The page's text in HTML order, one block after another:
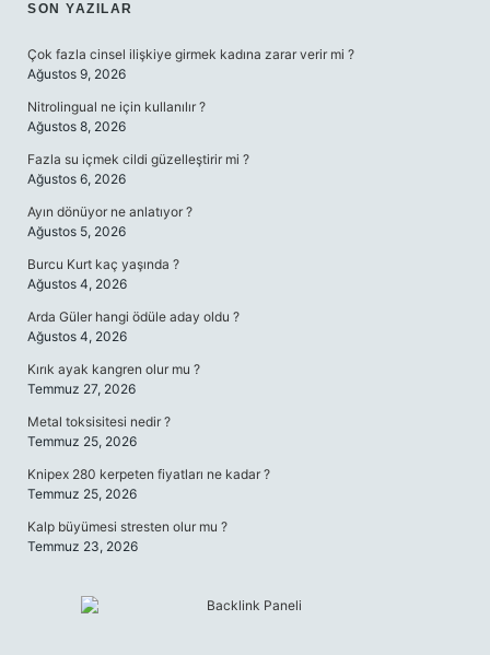
SIDEBAR
SON YAZILAR
Çok fazla cinsel ilişkiye girmek kadına zarar verir mi ?
Ağustos 9, 2026
Nitrolingual ne için kullanılır ?
Ağustos 8, 2026
Fazla su içmek cildi güzelleştirir mi ?
Ağustos 6, 2026
Ayın dönüyor ne anlatıyor ?
Ağustos 5, 2026
Burcu Kurt kaç yaşında ?
Ağustos 4, 2026
Arda Güler hangi ödüle aday oldu ?
Ağustos 4, 2026
Kırık ayak kangren olur mu ?
Temmuz 27, 2026
Metal toksisitesi nedir ?
Temmuz 25, 2026
Knipex 280 kerpeten fiyatları ne kadar ?
Temmuz 25, 2026
Kalp büyümesi stresten olur mu ?
Temmuz 23, 2026